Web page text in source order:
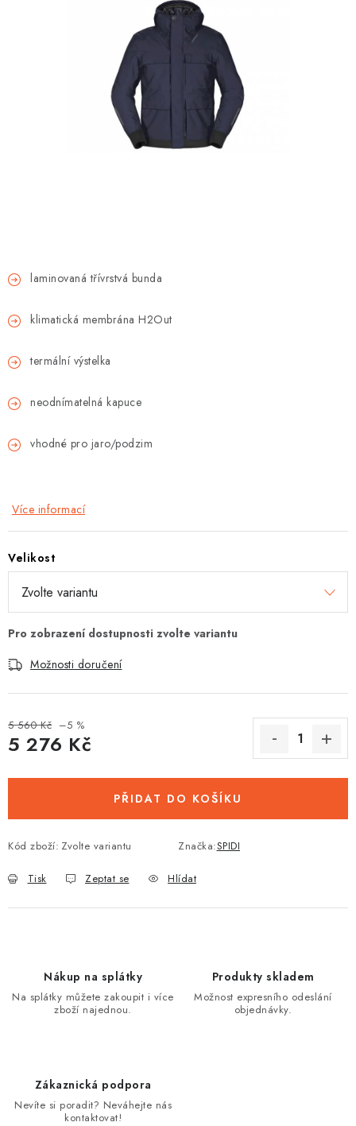
NÁPLNĚ A KAPALINY
laminovaná třívrstvá bunda
klimatická membrána H2Out
termální výstelka
neodnímatelná kapuce
vhodné pro jaro/podzim
Více informací
Velikost
Možnosti doručení
5 560 Kč –5 %
5 276 Kč
PŘIDAT DO KOŠÍKU
Kód zboží: Zvolte variantu Značka:SPIDI
Tisk Zeptat se Hlídat
Nákup na splátky
Na splátky můžete zakoupit i více
zboží najednou.
Produkty skladem
Možnost expresního odeslání
objednávky.
Zákaznická podpora
Nevíte si poradit? Neváhejte nás
kontaktovat!